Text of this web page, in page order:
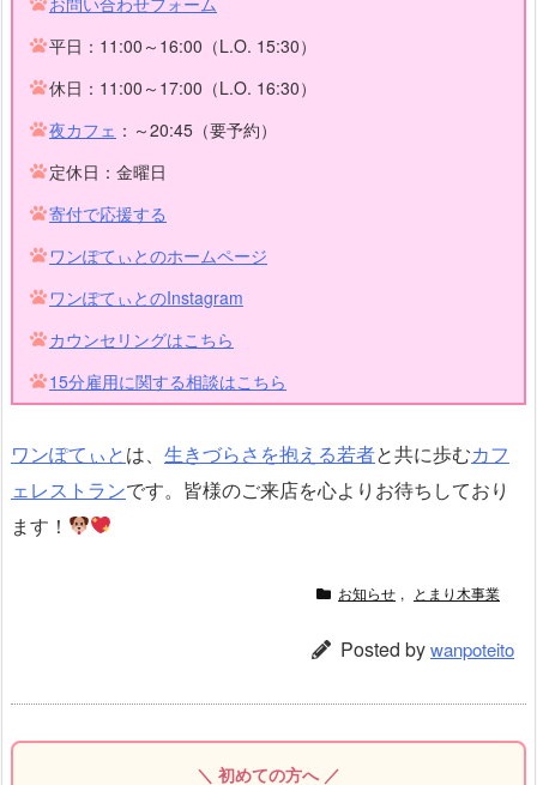
平日：11:00～16:00（L.O. 15:30）
休日：11:00～17:00（L.O. 16:30）
夜カフェ ：～20:45（要予約）
定休日：金曜日
寄付で応援する
ワンぽてぃとのホームページ
ワンぽてぃとのInstagram
カウンセリングはこちら
15分雇用に関する相談はこちら
ワンぽてぃとは、 生きづらさを抱える若者と共に歩むカフ
ェレストランです。皆様のご来店を心よりお待ちしており
ます！
お知らせ , とまり木事業
Posted bywanpoteito
＼ 初めての方へ ／